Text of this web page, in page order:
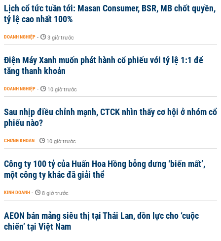
Lịch cổ tức tuần tới: Masan Consumer, BSR, MB chốt quyền,
tỷ lệ cao nhất 100%
DOANH NGHIỆP - 3 giờ trước
Điện Máy Xanh muốn phát hành cổ phiếu với tỷ lệ 1:1 để
tăng thanh khoản
DOANH NGHIỆP - 10 giờ trước
Sau nhịp điều chỉnh mạnh, CTCK nhìn thấy cơ hội ở nhóm cổ
phiếu nào?
CHỨNG KHOÁN - 10 giờ trước
Công ty 100 tỷ của Huấn Hoa Hồng bỗng dưng ‘biến mất’,
một công ty khác đã giải thể
KINH DOANH - 8 giờ trước
AEON bán mảng siêu thị tại Thái Lan, dồn lực cho ‘cuộc
chiến’ tại Việt Nam